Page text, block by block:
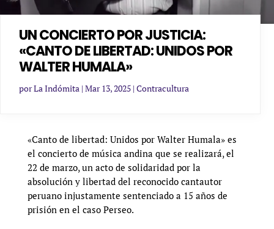
UN CONCIERTO POR JUSTICIA:
«CANTO DE LIBERTAD: UNIDOS POR
WALTER HUMALA»
porLa Indómita | Mar 13, 2025 | Contracultura
«Canto de libertad: Unidos por Walter Humala» es
el concierto de música andina que se realizará, el
22 de marzo, un acto de solidaridad por la
absolución y libertad del reconocido cantautor
peruano injustamente sentenciado a 15 años de
prisión en el caso Perseo.